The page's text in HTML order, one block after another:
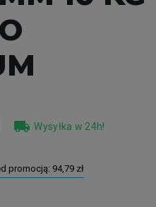
local_shipping Wysyłka w 24h!
promocją: 94,79 zł